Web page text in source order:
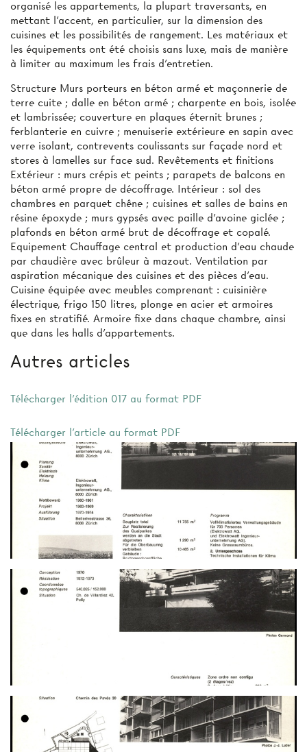
organisé les appartements, la plupart traversants, en
mettant l’accent, en particulier, sur la dimension des
cuisines et les possibilités de rangement. Les matériaux et
les équipements ont été choisis sans luxe, mais de manière
à limiter au maximum les frais d’entretien.
Structure Murs porteurs en béton armé et maçonnerie de
terre cuite ; dalle en béton armé ; charpente en bois, isolée
et lambrissée; couverture en plaques éternit brunes ;
ferblanterie en cuivre ; menuiserie extérieure en sapin avec
verre isolant, contrevents coulissants sur façade nord et
stores à lamelles sur face sud. Revêtements et finitions
Extérieur : murs crépis et peints ; parapets de balcons en
béton armé propre de décoffrage. Intérieur : sol des
chambres en parquet chêne ; cuisines et salles de bains en
résine époxyde ; murs gypsés avec paille d’avoine giclée ;
plafonds en béton armé brut de décoffrage et copalé.
Equipement Chauffage central et production d’eau chaude
par chaudière avec brûleur à mazout. Ventilation par
aspiration mécanique des cuisines et des pièces d'eau.
Cuisine équipée avec meubles comprenant : cuisinière
électrique, frigo 150 litres, plonge en acier et armoires
fixes en stratifié. Armoire fixe dans chaque chambre, ainsi
que dans les halls d'appartements.
Autres articles
Télécharger l'édition 017 au format PDF
Télécharger l'article au format PDF